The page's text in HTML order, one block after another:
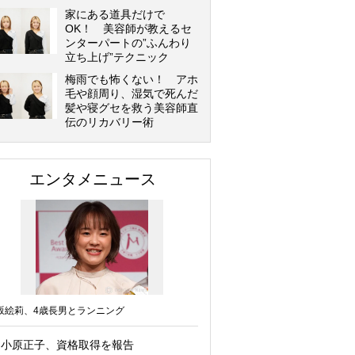
家にある道具だけで
OK！ 美容師が教えるセ
ンターパートの”ふんわり
立ち上げ”テクニック
梅雨でも怖くない！ アホ
毛や顔周り、湿気で死んだ
髪や寝グセを救う美容師直
伝のリカバリー術
エンタメニュース
絵莉、4歳長男とランニング
小原正子、資格取得を報告